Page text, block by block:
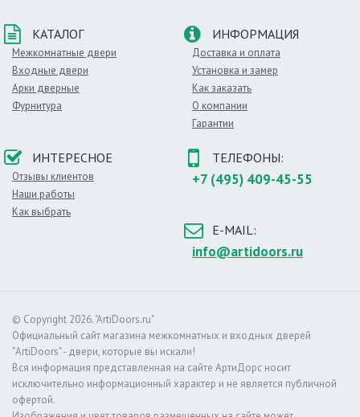
дверей со склада, расчет по факту доставки.
Звоните: +7 (495) 409-45-55. Или закажите обратный
звонок, мы перезвоним в течение нескольких секунд, и
вы получите бонус - скидку 500 руб.
* - стоимость (500 руб.), вычитается из суммы при
КАТАЛОГ
Межкомнатные двери
Входные двери
Арки дверные
Фурнитура
ИНФОРМАЦИЯ
Доставка и оплата
Установка и замер
Как заказать
О компании
Гарантии
ИНТЕРЕСНОЕ
Отзывы клиентов
Наши работы
Как выбрать
ТЕЛЕФОНЫ:
+7 (495) 409-45-55
E-MAIL:
info@artidoors.ru
© Copyright 2026. "ArtiDoors.ru"
Официальный сайт магазина межкомнатных и входных дверей
"ArtiDoors" - двери, которые вы искали!
Вся информация представленная на сайте АртиДорс носит
исключительно информационный характер и не является публичной
офертой.